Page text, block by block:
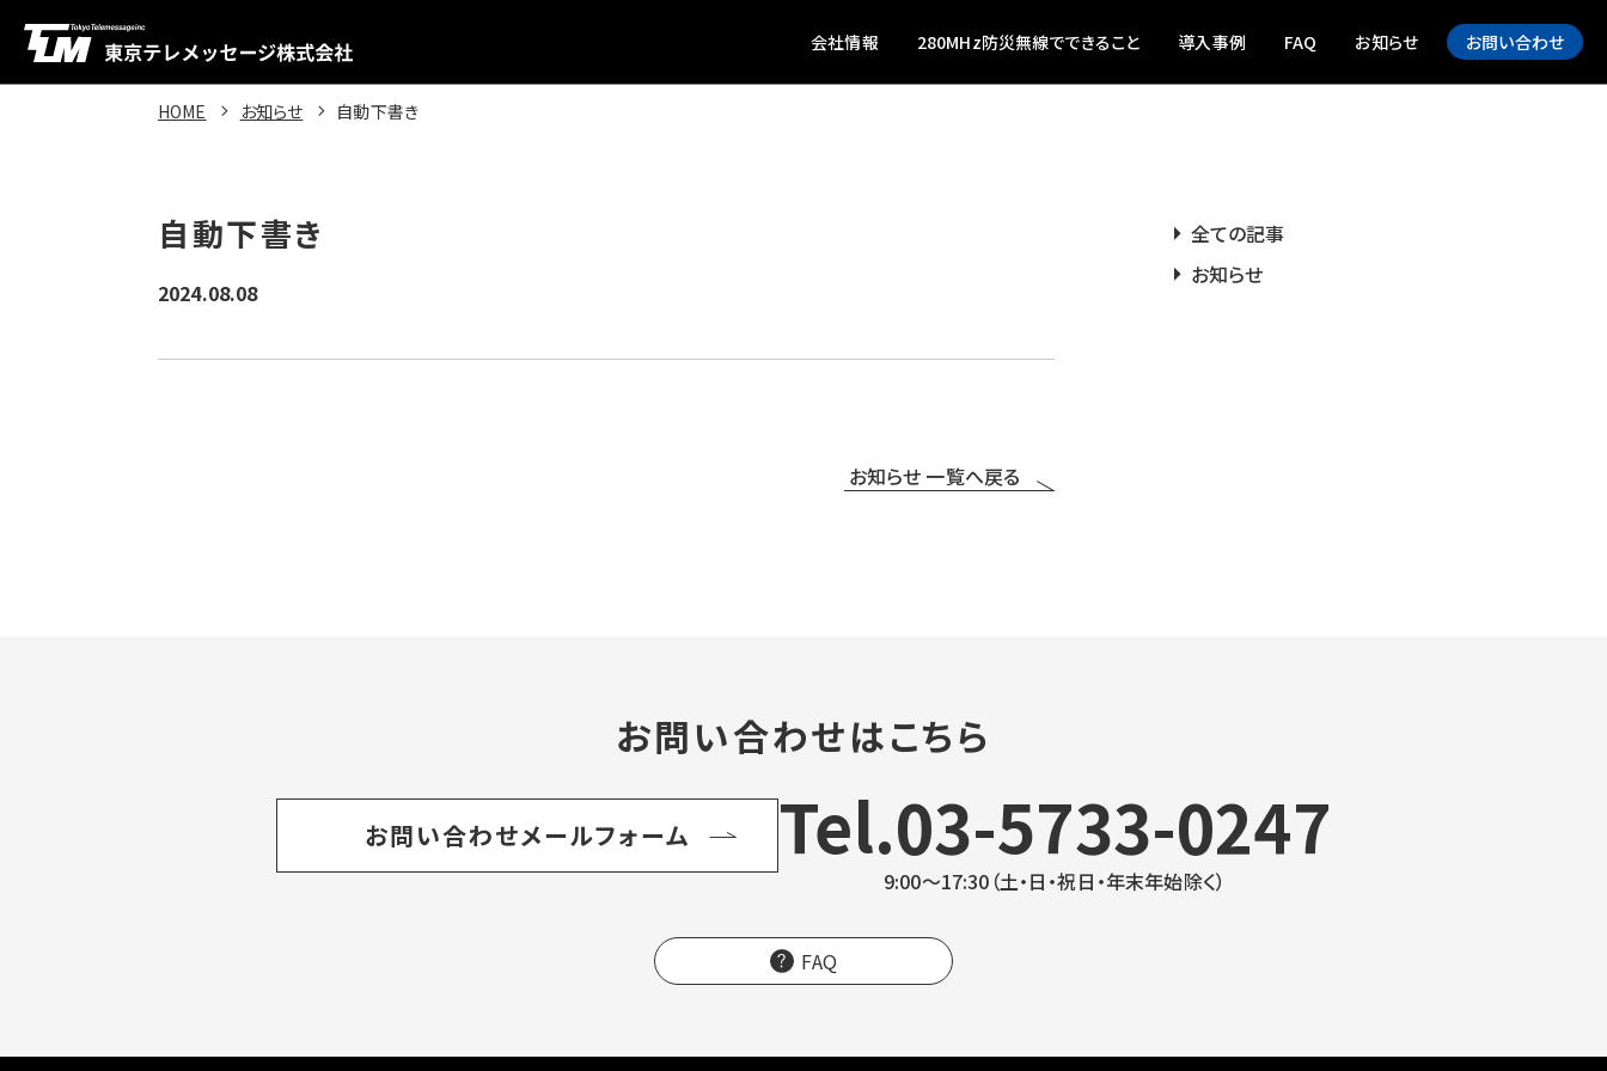
会社情報 280MHz防災無線でできること 導入事例 FAQ お知らせ お問い合わせ
HOME お知らせ 自動下書き
自動下書き
2024.08.08
全ての記事
お知らせ
お知らせ 一覧へ戻る
お問い合わせはこちら
お問い合わせメールフォーム Tel.03-5733-0247
9:00～17:30（土・日・祝日・年末年始除く）
FAQ